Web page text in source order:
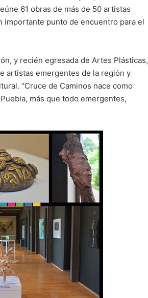
61 obras de más de 50 artistas
importante punto de encuentro para el
y recién egresada de Artes Plásticas,
artistas emergentes de la región y
“Cruce de Caminos nace como
más que todo emergentes,